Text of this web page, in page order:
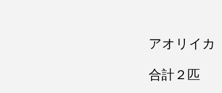
アオリイ
合計２匹